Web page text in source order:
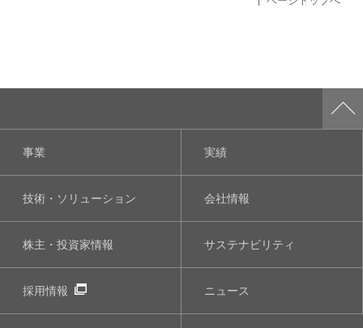
事業 実績
技術・ソリューション 会社情報
株主・投資家情報 サステナビリティ
採用情報 ニュース